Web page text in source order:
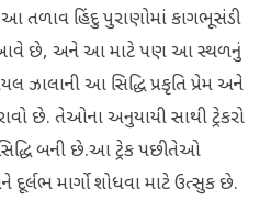
તળાવ હિંદુ પુરાણોમાં કાગભૂસંડી
આવે છે, અને આ માટે પણ આ સ્થળનું
ઝાલાની આ સિદ્ધિ પ્રકૃતિ પ્રેમ અને
છે. તેઓના અનુયાયી સાથી ટ્રેકરો
બની છે.આ ટ્રેક પછી તેઓ
માર્ગો શોધવા માટે ઉત્સુક છે.